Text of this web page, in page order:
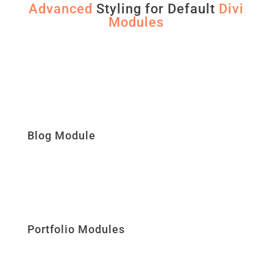
Advanced Styling for Default Divi
Modules
Blog Module
Portfolio Modules